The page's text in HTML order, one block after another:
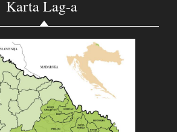
Karta Lag-a